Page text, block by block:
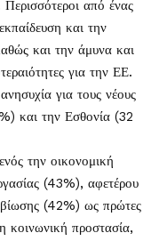
από ένας
και την
και την άμυνα και
για την ΕΕ.
για τους νέους
και την Εσθονία (32
την οικονομική
(43%), αφετέρου
(42%) ως πρώτες
κοινωνική προστασία,